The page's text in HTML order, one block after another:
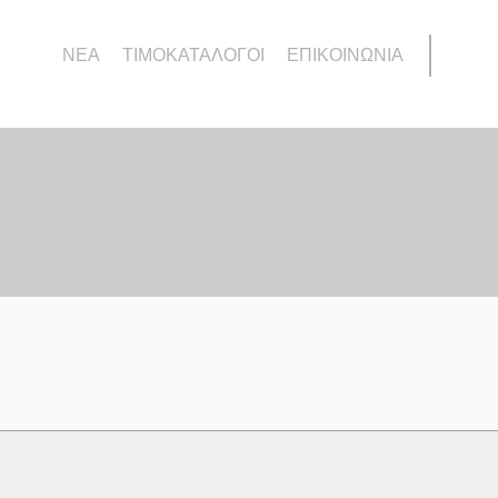
ΝΕΑ ΤΙΜΟΚΑΤΑΛΟΓΟΙ ΕΠΙΚΟΙΝΩΝΙΑ